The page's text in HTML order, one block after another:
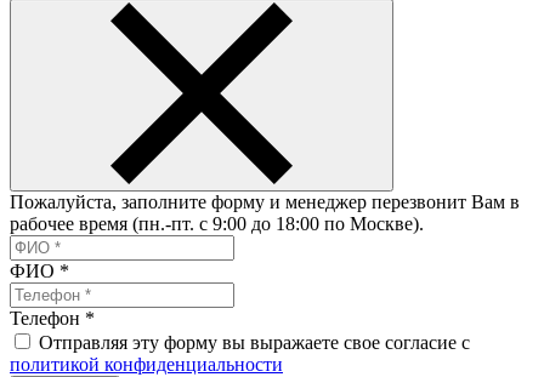
Пожалуйста, заполните форму и менеджер перезвонит Вам в
рабочее время (пн.-пт. с 9:00 до 18:00 по Москве).
ФИО *
Телефон *
Отправляя эту форму вы выражаете свое согласие с
политикой конфиденциальности